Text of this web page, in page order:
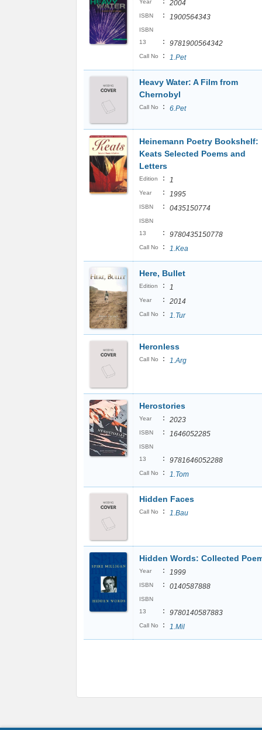
Year 2004
ISBN : 1900564343
ISBN
13
: 9781900564342
Call No : 1.Pet
Heavy Water: A Film from
Chernobyl
Call No : 6.Pet
Heinemann Poetry Bookshelf:
Keats Selected Poems and
Letters
Edition : 1
Year : 1995
ISBN : 0435150774
ISBN
13
: 9780435150778
Call No : 1.Kea
Here, Bullet
Edition : 1
Year : 2014
Call No : 1.Tur
Heronless
Call No : 1.Arg
Herostories
Year : 2023
ISBN : 1646052285
ISBN
13
: 9781646052288
Call No : 1.Tom
Hidden Faces
Call No : 1.Bau
Hidden Words: Collected
Year : 1999
ISBN : 0140587888
ISBN
13
: 9780140587883
Call No : 1.Mil